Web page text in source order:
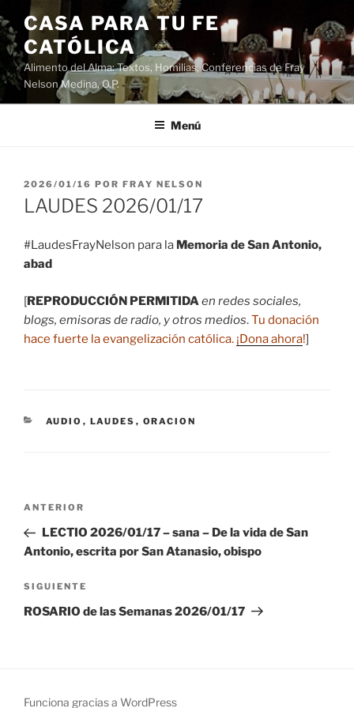
Saltar
al
contenido
CASA PARA TU FE
CATÓLICA
Alimento del Alma: Textos, Homilias, Conferencias de Fray
Nelson Medina, O.P.
Menú
PUBLICADO
EL
2026/01/16 POR FRAY NELSON
LAUDES 2026/01/17
#LaudesFrayNelson para la Memoria de San Antonio,
abad
[REPRODUCCIÓN PERMITIDAen redes sociales,
blogs, emisoras de radio, y otros medios.Tu donación
hace fuerte la evangelización católica. ¡Dona ahora!]
CATEGORÍAS
AUDIO , LAUDES , ORACION
Navegación
entradas
Entrada
anterior:
ANTERIOR
LECTIO 2026/01/17 – sana – De la vida de San
Antonio, escrita por San Atanasio, obispo
Siguiente
entrada
SIGUIENTE
ROSARIO de las Semanas 2026/01/17
Funciona gracias a WordPress